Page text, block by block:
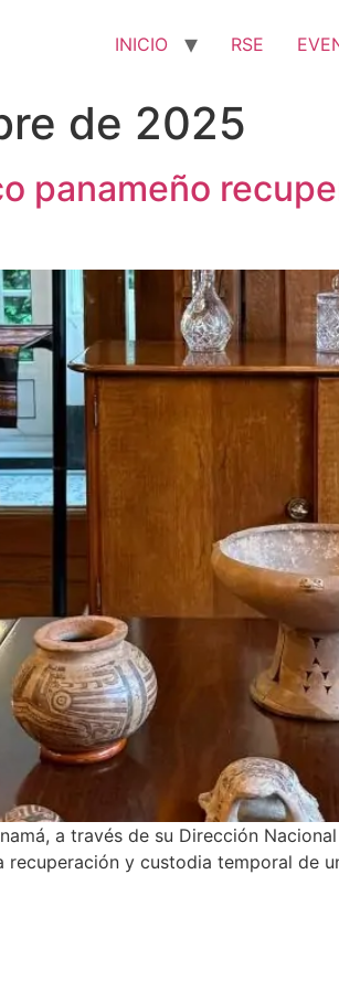
INICIO RSE
de 2025
panameño
a través de su Dirección
y custodia temporal de